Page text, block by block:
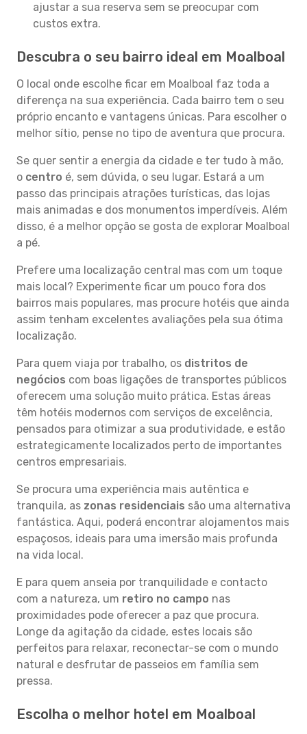
ajustar a sua reserva sem se preocupar com
custos extra.
Descubra o seu bairro ideal em Moalboal
O local onde escolhe ficar em Moalboal faz toda a
diferença na sua experiência. Cada bairro tem o seu
próprio encanto e vantagens únicas. Para escolher o
melhor sítio, pense no tipo de aventura que procura.
Se quer sentir a energia da cidade e ter tudo à mão,
o centro é, sem dúvida, o seu lugar. Estará a um
passo das principais atrações turísticas, das lojas
mais animadas e dos monumentos imperdíveis. Além
disso, é a melhor opção se gosta de explorar Moalboal
a pé.
Prefere uma localização central mas com um toque
mais local? Experimente ficar um pouco fora dos
bairros mais populares, mas procure hotéis que ainda
assim tenham excelentes avaliações pela sua ótima
localização.
Para quem viaja por trabalho, os distritos de
negócios com boas ligações de transportes públicos
oferecem uma solução muito prática. Estas áreas
têm hotéis modernos com serviços de excelência,
pensados para otimizar a sua produtividade, e estão
estrategicamente localizados perto de importantes
centros empresariais.
Se procura uma experiência mais autêntica e
tranquila, as zonas residenciais são uma alternativa
fantástica. Aqui, poderá encontrar alojamentos mais
espaçosos, ideais para uma imersão mais profunda
na vida local.
E para quem anseia por tranquilidade e contacto
com a natureza, um retiro no campo nas
proximidades pode oferecer a paz que procura.
Longe da agitação da cidade, estes locais são
perfeitos para relaxar, reconectar-se com o mundo
natural e desfrutar de passeios em família sem
pressa.
Escolha o melhor hotel em Moalboal